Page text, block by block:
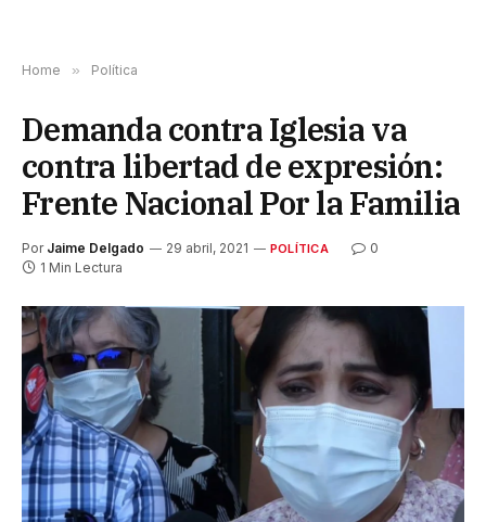
Home » Política
Demanda contra Iglesia va
contra libertad de expresión:
Frente Nacional Por la Familia
Por Jaime Delgado 29 abril, 2021 POLÍTICA
0
1 Min Lectura